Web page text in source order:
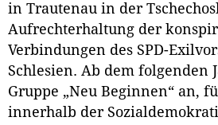
in Trautenau in der
Aufrechterhaltung der
Verbindungen des SPD-
Schlesien. Ab dem folgenden
Gruppe „Neu Beginnen“ an,
innerhalb der